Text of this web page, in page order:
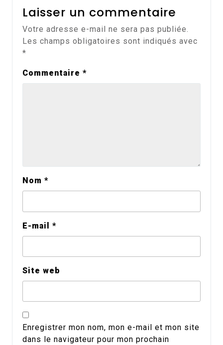
Laisser un commentaire
Votre adresse e-mail ne sera pas publiée.
Les champs obligatoires sont indiqués avec
*
Commentaire *
Nom *
E-mail *
Site web
Enregistrer mon nom, mon e-mail et mon site
dans le navigateur pour mon prochain